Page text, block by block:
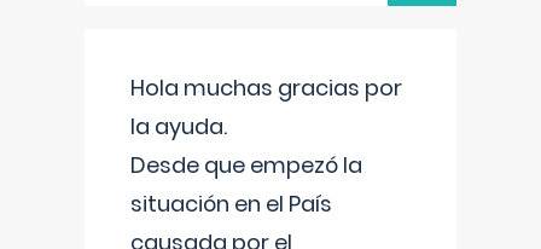
Hola muchas gracias por
la ayuda.
Desde que empezó la
situación en el País
causada por el